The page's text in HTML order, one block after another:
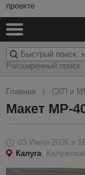
проекте
Расширенный поиск
Главная СХП и
Макет MP-
03 Июня 2026 в
Калуга,